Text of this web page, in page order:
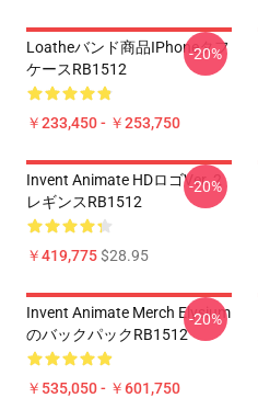
Loatheバンド商品iPhoneタフ
ケースRB1512
￥233,450 - ￥253,750
-20%
Invent Animate HDロゴVer. 2
レギンスRB1512
￥419,775$28.95
-20%
Invent Animate Merch Elysium
のバックパックRB1512
￥535,050 - ￥601,750
-20%